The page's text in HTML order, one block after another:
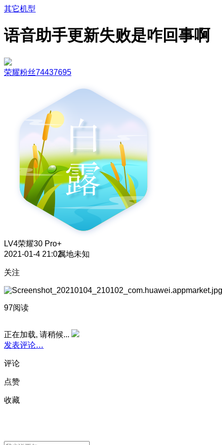
其它机型
语音助手更新失败是咋回事啊
荣耀粉丝74437695
LV4荣耀30 Pro+
2021-01-4 21:02属地未知
关注
97阅读
正在加载, 请稍候...
发表评论…
评论
点赞
收藏